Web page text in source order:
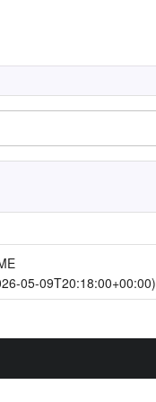
05-09T20:18:00+00:00)